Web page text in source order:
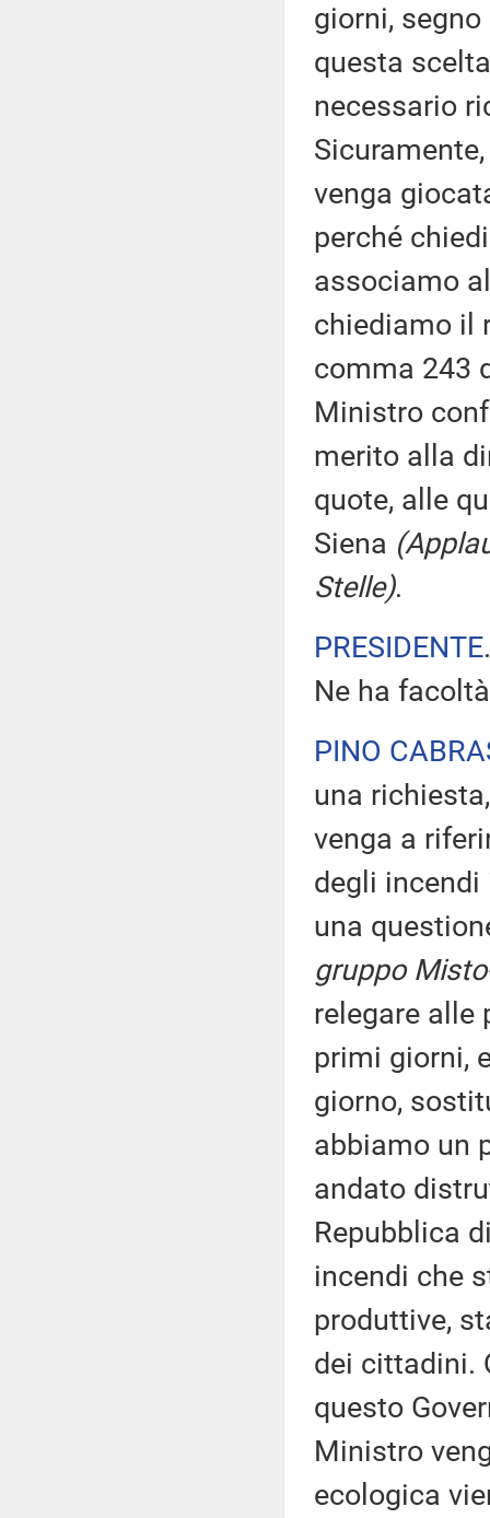
giorni,
questa
necessario
venga
perché
associamo
chiediamo il
comma 243
Ministro
merito alla
quote, alle
Siena
Stelle).
PRESIDENTE
Ne ha
PINO
una
venga a
degli incendi
una
gruppo
relegare alle
primi giorni,
giorno,
abbiamo un
andato
Repubblica
incendi che
produttive,
dei cittadini.
questo
Ministro
ecologica